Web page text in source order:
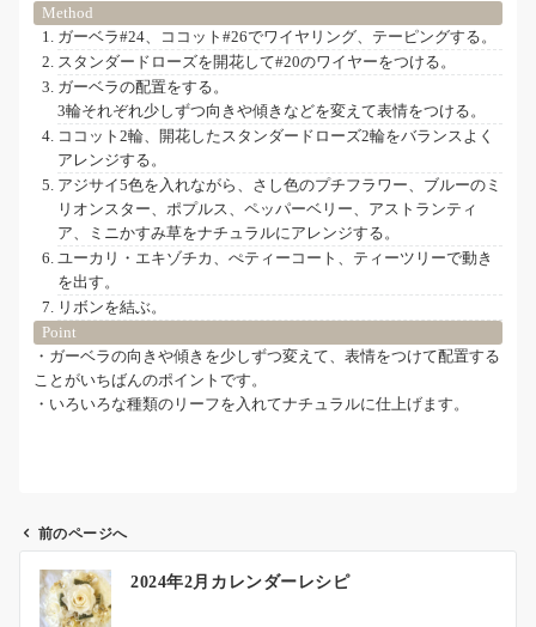
Method
ガーベラ#24、ココット#26でワイヤリング、テーピングする。
スタンダードローズを開花して#20のワイヤーをつける。
ガーベラの配置をする。
3輪それぞれ少しずつ向きや傾きなどを変えて表情をつける。
ココット2輪、開花したスタンダードローズ2輪をバランスよく
アレンジする。
アジサイ5色を入れながら、さし色のプチフラワー、ブルーのミ
リオンスター、ポプルス、ペッパーベリー、アストランティ
ア、ミニかすみ草をナチュラルにアレンジする。
ユーカリ・エキゾチカ、ぺティーコート、ティーツリーで動き
を出す。
リボンを結ぶ。
Point
・ガーベラの向きや傾きを少しずつ変えて、表情をつけて配置する
ことがいちばんのポイントです。
・いろいろな種類のリーフを入れてナチュラルに仕上げます。
前のページへ
2024年2月カレンダーレシピ